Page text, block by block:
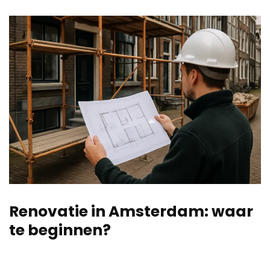
Renovatie in Amsterdam: waar
te beginnen?